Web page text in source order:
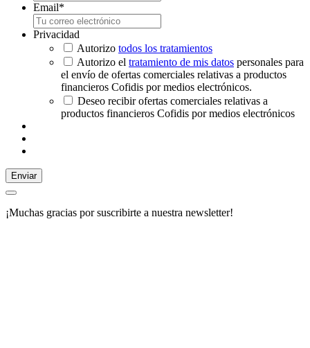
Email*
Privacidad
Autorizo todos los tratamientos
Autorizo el tratamiento de mis datos personales para
el envío de ofertas comerciales relativas a productos
financieros Cofidis por medios electrónicos.
Deseo recibir ofertas comerciales relativas a
productos financieros Cofidis por medios electrónicos
Enviar
¡Muchas gracias por suscribirte a nuestra newsletter!